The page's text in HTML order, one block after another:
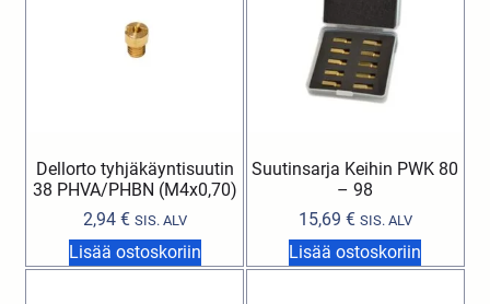
Dellorto tyhjäkäyntisuutin
38 PHVA/PHBN (M4x0,70)
2,94 € SIS. ALV
Lisää ostoskoriin
Suutinsarja Keihin PWK 80
– 98
15,69 € SIS. ALV
Lisää ostoskoriin